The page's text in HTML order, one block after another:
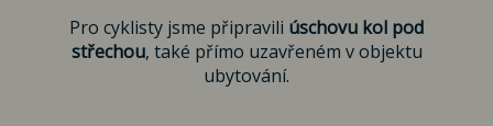
Pro cyklisty jsme připravili úschovu kol pod
střechou, také přímo uzavřeném v objektu
ubytování.